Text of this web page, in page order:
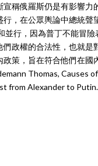
稱俄羅斯仍是有影響力
，在公眾輿論中總統聲
並行，因為普丁不能冒險
政權的合法性，也就是
策，旨在符合他們在國
Thomas, Causes
from Alexander to Putin.